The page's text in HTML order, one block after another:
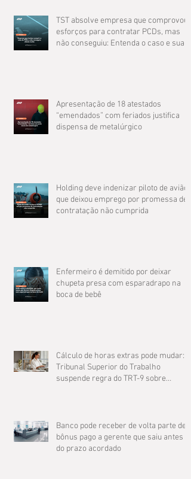
TST absolve empresa que comprovou
esforços para contratar PCDs, mas
não conseguiu: Entenda o caso e suas
Apresentação de 18 atestados
“emendados” com feriados justifica
dispensa de metalúrgico
Holding deve indenizar piloto de avião
que deixou emprego por promessa de
contratação não cumprida
Enfermeiro é demitido por deixar
chupeta presa com esparadrapo na
boca de bebê
Cálculo de horas extras pode mudar: O
Tribunal Superior do Trabalho
suspende regra do TRT-9 sobre
Banco pode receber de volta parte de
bônus pago a gerente que saiu antes
do prazo acordado